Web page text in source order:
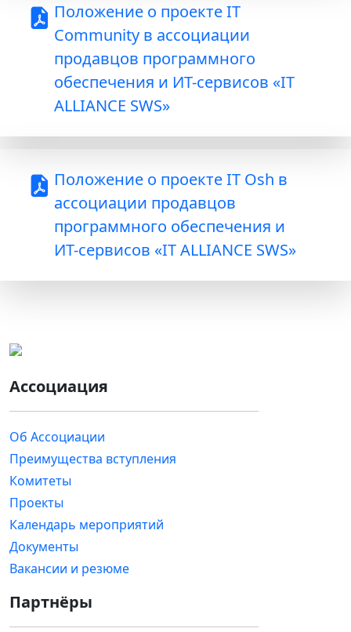
Положение о проекте IT
Community в ассоциации
продавцов программного
обеспечения и ИТ-сервисов «IT
ALLIANCE SWS»
Положение о проекте IT Osh в
ассоциации продавцов
программного обеспечения и
ИТ-сервисов «IT ALLIANCE SWS»
Ассоциация
Об Ассоциации
Преимущества вступления
Комитеты
Проекты
Календарь мероприятий
Документы
Вакансии и резюме
Партнёры